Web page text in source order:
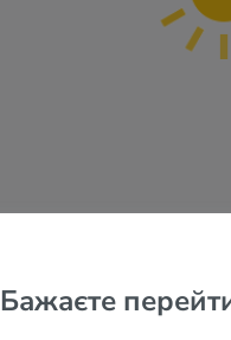
Бажаєте